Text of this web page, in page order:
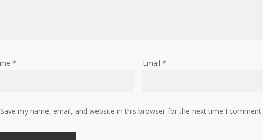
* Email*
Save my name, email, and website in this browser for the next time I comment.